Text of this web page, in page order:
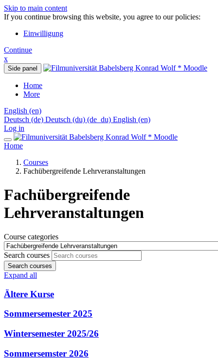
Skip to main content
If you continue browsing this website, you agree to our policies:
Einwilligung
Continue
x
Side panel
Home
More
English ‎(en)‎
Deutsch ‎(de)‎ Deutsch (du) ‎(de_du)‎ English ‎(en)‎
Log in
Home
Courses
Fachübergreifende Lehrveranstaltungen
Fachübergreifende
Lehrveranstaltungen
Course categories
Search courses
Search courses
Expand all
Ältere Kurse
Sommersemester 2025
Wintersemester 2025/26
Sommersemster 2026